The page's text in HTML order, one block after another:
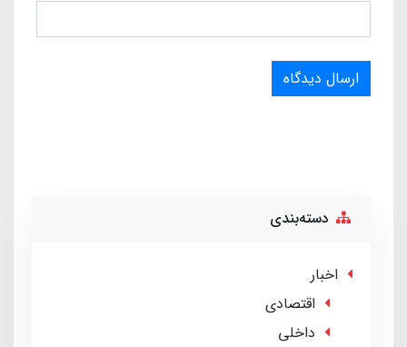
ارسال دیدگاه
دسته‌بندی
اخبار
اقتصادی
داخلی